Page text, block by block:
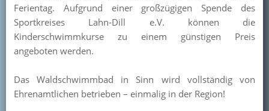
Ferientag. Aufgrund einer großzügigen Spende des
Sportkreises Lahn-Dill e.V. können die
Kinderschwimmkurse zu einem günstigen Preis
angeboten werden.
Das Waldschwimmbad in Sinn wird vollständig von
Ehrenamtlichen betrieben – einmalig in der Region!